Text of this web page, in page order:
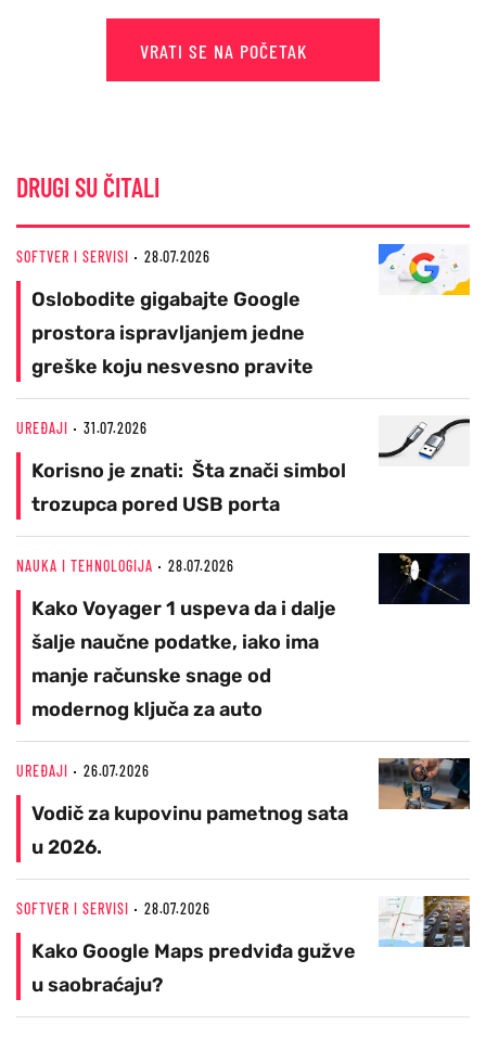
VRATI SE NA POČETAK
DRUGI SU ČITALI
SOFTVER I SERVISI 28.07.2026
Oslobodite gigabajte Google
prostora ispravljanjem jedne
greške koju nesvesno pravite
UREĐAJI 31.07.2026
Korisno je znati: Šta znači simbol
trozupca pored USB porta
NAUKA I TEHNOLOGIJA 28.07.2026
Kako Voyager 1 uspeva da i dalje
šalje naučne podatke, iako ima
manje računske snage od
modernog ključa za auto
UREĐAJI 26.07.2026
Vodič za kupovinu pametnog sata
u 2026.
SOFTVER I SERVISI 28.07.2026
Kako Google Maps predviđa gužve
u saobraćaju?